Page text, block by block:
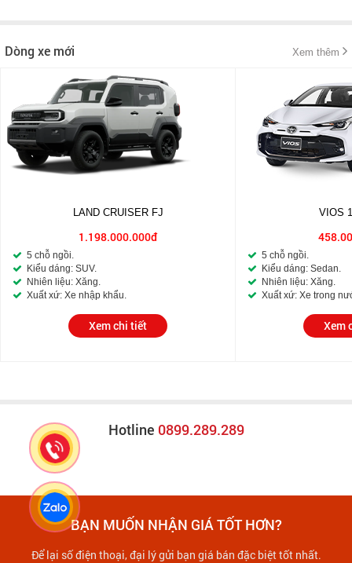
Dòng xe mới Xem thêm
LAND CRUISER FJ
1.198.000.000đ
5 chỗ ngồi.
Kiểu dáng: SUV.
Nhiên liệu: Xăng.
Xuất xứ: Xe nhập khẩu.
Xem chi tiết
VIOS
5 chỗ ngồi.
Kiểu dáng: Sedan.
Nhiên liệu: Xăng.
Xuất xứ: Xe trong
Xem
Hotline 0899.289.289
BẠN MUỐN NHẬN GIÁ TỐT HƠN?
Để lại số điện thoại, đại lý gửi bạn giá bán đặc biệt tốt nhất.